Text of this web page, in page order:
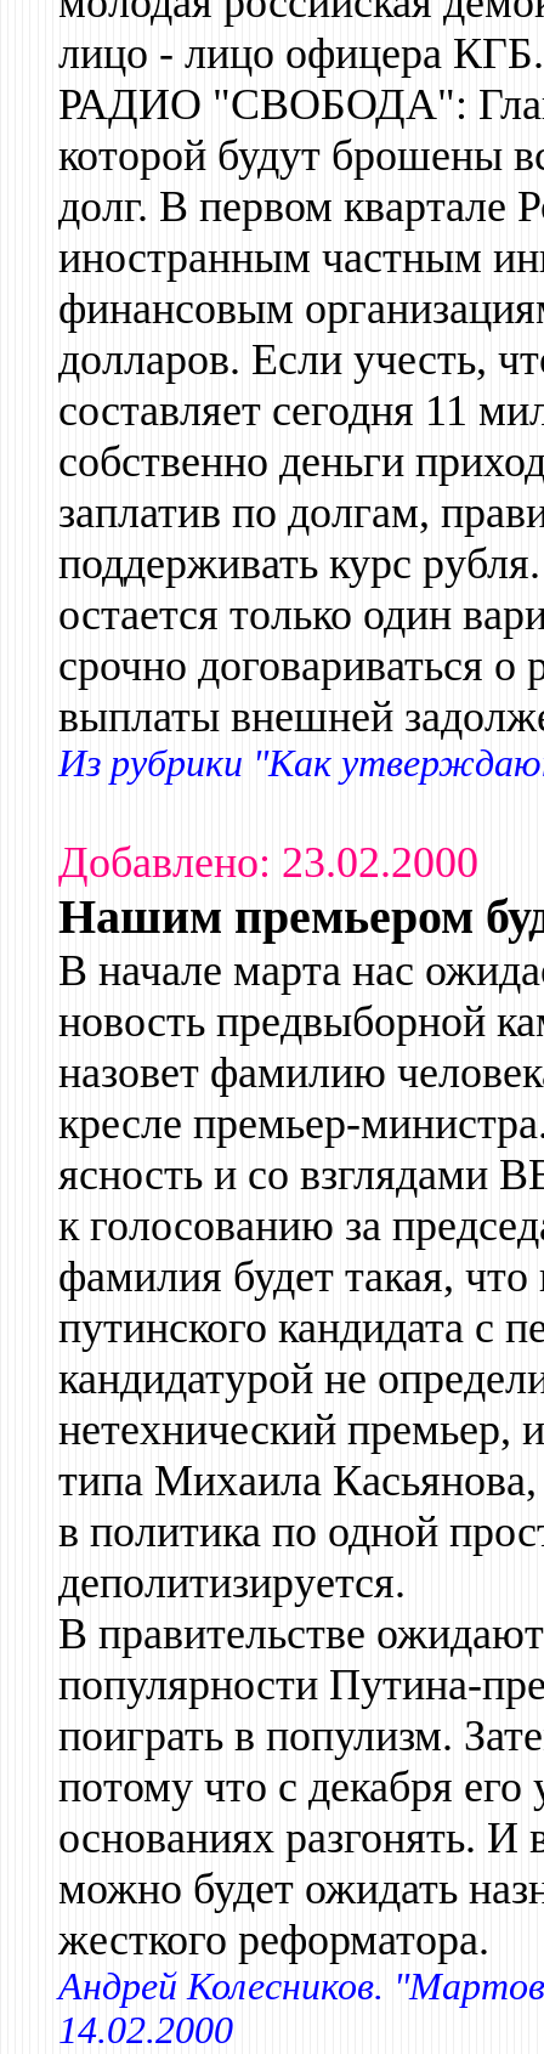
лицо - лицо офицера КГБ.
РАДИО "СВОБОДА":
которой будут брошены
долг. В первом квартале
иностранным частным
финансовым
долларов. Если учесть,
составляет сегодня 11
собственно деньги
заплатив по долгам,
поддерживать курс
остается только один
срочно договариваться о
выплаты внешней
Из рубрики "Как
Добавлено: 23.02.2000
Нашим премьером
В начале марта нас
новость предвыборной
назовет фамилию
кресле премьер-
ясность и со взглядами
к голосованию за
фамилия будет такая,
путинского кандидата с
кандидатурой не
нетехнический премьер,
типа Михаила Касьянова,
в политика по одной
деполитизируется.
В правительстве
популярности Путина-
поиграть в популизм.
потому что с декабря
основаниях разгонять. И
можно будет ожидать
жесткого реформатора.
Андрей Колесников.
14.02.2000